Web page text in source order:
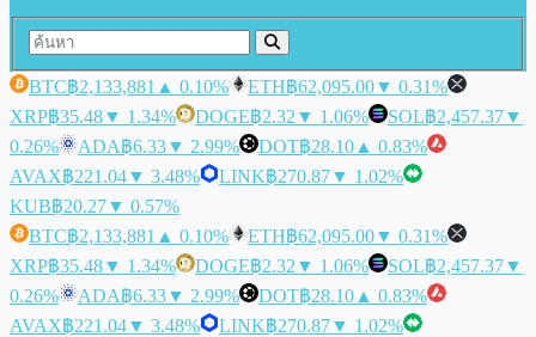
BTC฿2,133,881 ▲ 0.10% ETH฿62,095.00▼ 0.31%
XRP฿35.48▼ 1.34% DOGE฿2.32 ▼ 1.06% SOL฿2,457.37▼
0.26%
ADA฿6.33▼ 2.99% DOT฿28.10 ▲ 0.83%
AVAX฿221.04▼ 3.48% LINK฿270.87▼ 1.02%
KUB฿20.27▼ 0.57%
BTC฿2,133,881 ▲ 0.10% ETH฿62,095.00▼ 0.31%
XRP฿35.48▼ 1.34% DOGE฿2.32 ▼ 1.06% SOL฿2,457.37▼
0.26%
ADA฿6.33▼ 2.99% DOT฿28.10 ▲ 0.83%
AVAX฿221.04▼ 3.48% LINK฿270.87▼ 1.02%